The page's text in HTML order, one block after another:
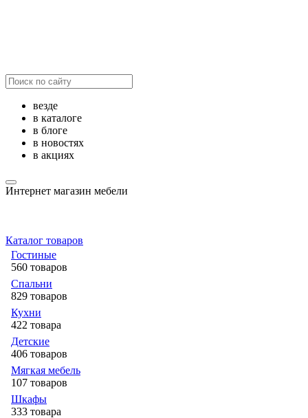
везде
в каталоге
в блоге
в новостях
в акциях
Интернет магазин мебели
Каталог товаров
Гостиные
560 товаров
Спальни
829 товаров
Кухни
422 товара
Детские
406 товаров
Мягкая мебель
107 товаров
Шкафы
333 товара